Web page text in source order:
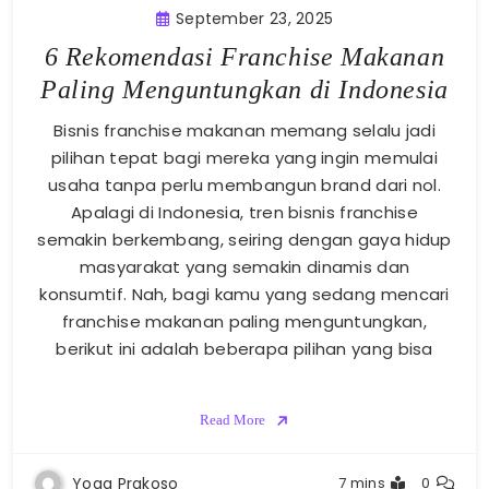
September 23, 2025
6 Rekomendasi Franchise Makanan
Paling Menguntungkan di Indonesia
Bisnis franchise makanan memang selalu jadi
pilihan tepat bagi mereka yang ingin memulai
usaha tanpa perlu membangun brand dari nol.
Apalagi di Indonesia, tren bisnis franchise
semakin berkembang, seiring dengan gaya hidup
masyarakat yang semakin dinamis dan
konsumtif. Nah, bagi kamu yang sedang mencari
franchise makanan paling menguntungkan,
berikut ini adalah beberapa pilihan yang bisa
Read More
Yoga Prakoso 7 mins 0